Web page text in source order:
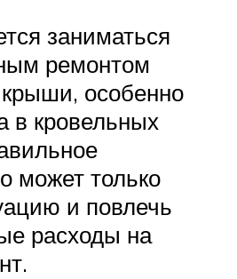
заниматься
ремонтом
особенно
в кровельных
может только
и повлечь
расходы на